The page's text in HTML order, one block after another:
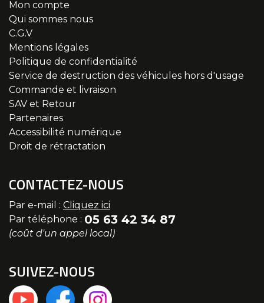
Mon compte
Qui sommes nous
C.G.V
Mentions légales
Politique de confidentialité
Service de destruction des véhicules hors d'usage
Commande et livraison
SAV et Retour
Partenaires
Accessibilité numérique
Droit de rétractation
CONTACTEZ-NOUS
Par e-mail : Cliquez ici
Par téléphone : 05 63 42 34 87
(coût d'un appel local)
SUIVEZ-NOUS